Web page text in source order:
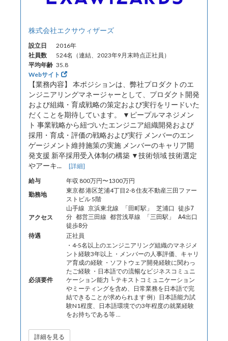
株式会社エクサウィザーズ
設立日
2016年
社員数
524名（連結、2023年9月末時点正社員）
平均年齢 35.8
Webサイト
【業務内容】 本ポジションは、弊社プロダクトのエ
ンジニアリングマネージャーとして、プロダクト開発
および組織・育成戦略の策定および実行をリードいた
だくことを期待しています。 ▼ピープルマネジメン
ト 事業戦略から紐づいたエンジニア組織開発および
採用・育成・評価の戦略および実行 メンバーのエン
ゲージメント維持施策の実施 メンバーのキャリア開
発支援 新卒採用受入体制の構築 ▼技術領域 技術選定
やアーキ... [詳細]
給与
年収 800万円〜1300万円
勤務地
東京都 港区芝浦4丁目2-8 住友不動産三田ファー
ストビル 5階
アクセス
山手線 京浜東北線 「田町駅」 芝浦口 徒歩7
分 都営三田線 都営浅草線 「三田駅」 A4出口
徒歩8分
待遇 正社員
必須要件
・4-5名以上のエンジニアリング組織のマネジメ
ント経験3年以上 ・メンバーの人事評価、キャリ
ア育成の経験 ・ソフトウェア開発経験に関わっ
たご経験 ・日本語での流暢なビジネスコミュニ
ケーション能力 └ テキストコミュニケーション
やミーティングを含め、日常業務を日本語で完
結できることが求められます 例）日本語能力試
験N1程度、日本語環境での3年程度の就業経験
をお持ちである等 ...
詳細を見る